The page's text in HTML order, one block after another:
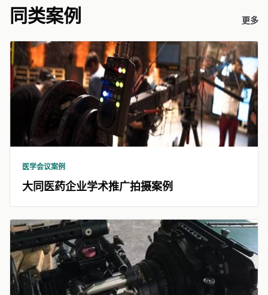
同类案例 更多
医学会议案例
大同医药企业学术推广拍摄案例